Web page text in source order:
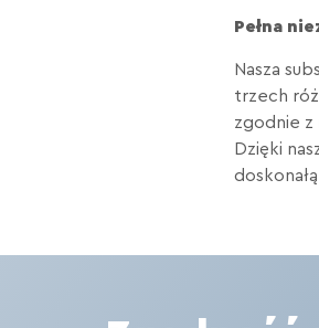
Pełna
Nasza
trzech
zgodnie z
Dzięki